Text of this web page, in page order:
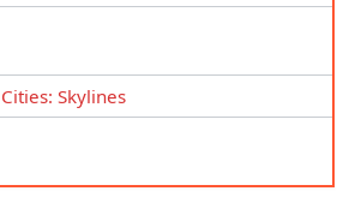
Cities: Skylines